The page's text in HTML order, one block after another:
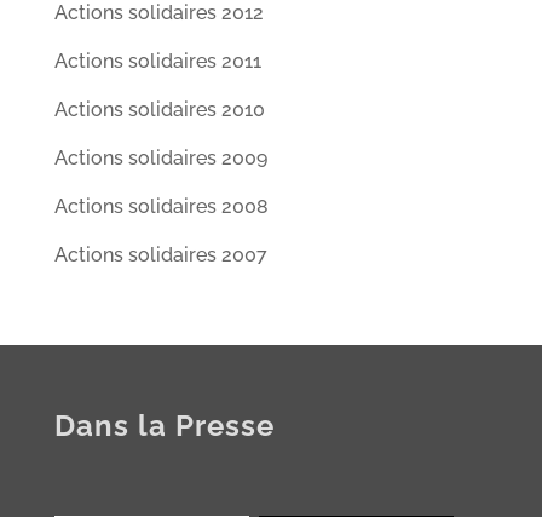
Actions solidaires 2012
Actions solidaires 2011
Actions solidaires 2010
Actions solidaires 2009
Actions solidaires 2008
Actions solidaires 2007
Dans la Presse